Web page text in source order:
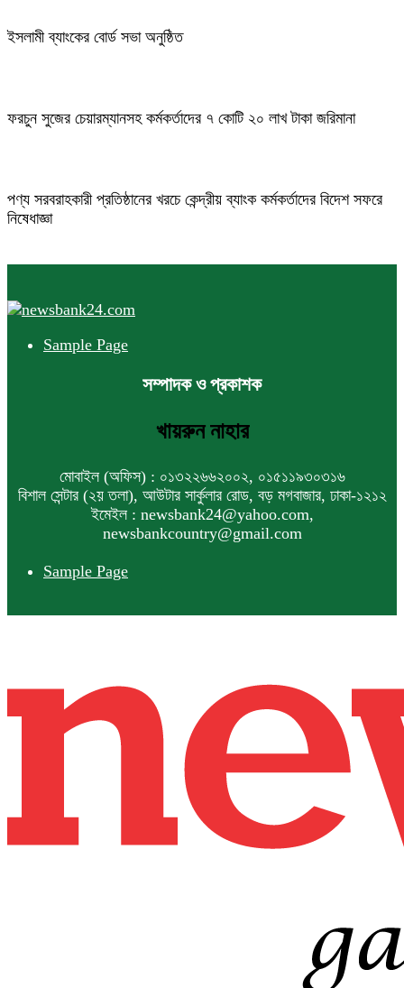
ইসলামী ব্যাংকের বোর্ড সভা অনুষ্ঠিত
ফরচুন সুজের চেয়ারম্যানসহ কর্মকর্তাদের ৭ কোটি ২০ লাখ টাকা জরিমানা
পণ্য সরবরাহকারী প্রতিষ্ঠানের খরচে কেন্দ্রীয় ব্যাংক কর্মকর্তাদের বিদেশ সফরে
নিষেধাজ্ঞা
Sample Page
সম্পাদক ও প্রকাশক
খায়রুন নাহার
মোবাইল (অফিস) : ০১৩২২৬৬২০০২, ০১৫১১৯৩০৩১৬
বিশাল সেন্টার (২য় তলা), আউটার সার্কুলার রোড, বড় মগবাজার, ঢাকা-১২১২
ইমেইল : newsbank24@yahoo.com,
newsbankcountry@gmail.com
Sample Page